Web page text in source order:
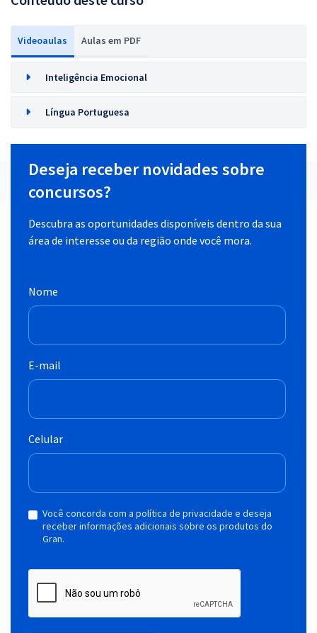
Videoaulas Aulas em PDF
Inteligência Emocional
Língua Portuguesa
Deseja receber novidades sobre
concursos?
Descubra as oportunidades disponíveis dentro da sua
área de interesse ou da região onde você mora.
Nome
E-mail
Celular
Você concorda com a política de privacidade e deseja
receber informações adicionais sobre os produtos do
Gran.